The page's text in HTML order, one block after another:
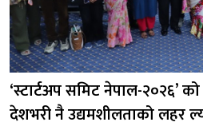
‘स्टार्टअप समिट नेपाल-२०२६’
देशभरी नै उद्यमशीलताको लहर